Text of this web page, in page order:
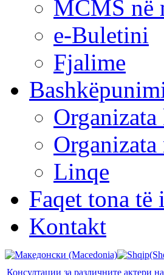
MCMS në
e-Buletini
Fjalime
Linqe
Faqet tona të
Kontakt
Консултации за различните актери